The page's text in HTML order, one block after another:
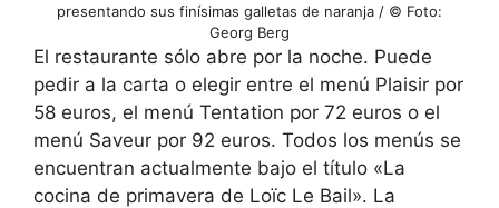
presentando sus finísimas galletas de naranja / © Foto:
Georg Berg
El restaurante sólo abre por la noche. Puede
pedir a la carta o elegir entre el menú Plaisir por
58 euros, el menú Tentation por 72 euros o el
menú Saveur por 92 euros. Todos los menús se
encuentran actualmente bajo el título «La
cocina de primavera de Loïc Le Bail». La